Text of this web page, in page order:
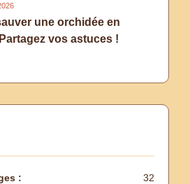
une orchidée en
vos astuces !
: 32